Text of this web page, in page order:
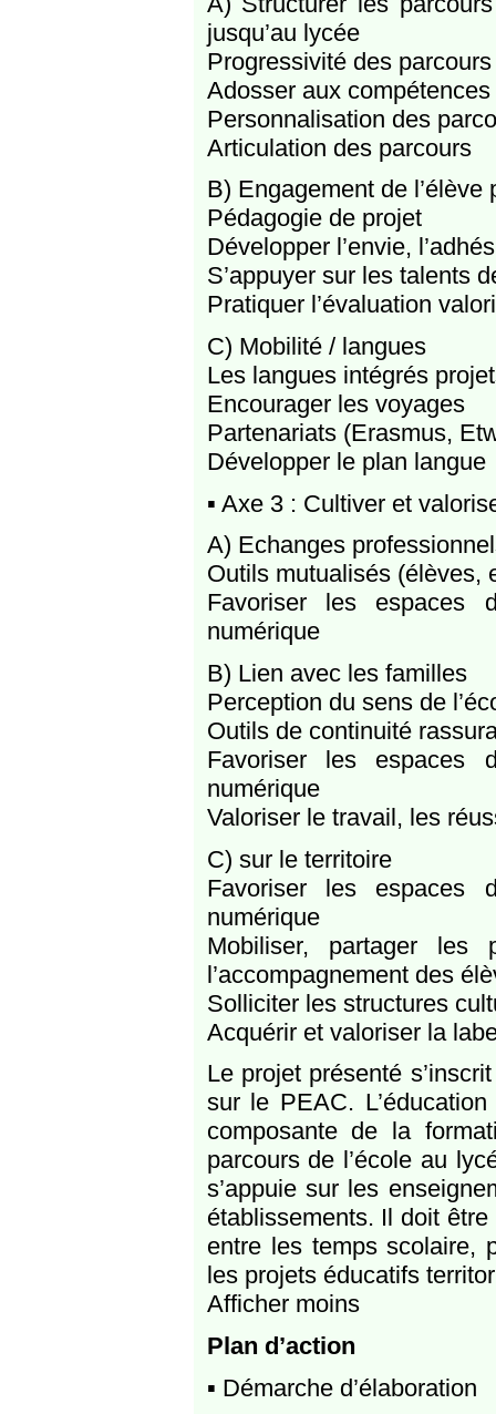
jusqu’au lycée
Progressivité des parcours
Adosser aux compétences
Personnalisation des
Articulation des parcours
B) Engagement de
Pédagogie de projet
Développer l’envie,
S’appuyer sur les talents
Pratiquer l’évaluation
C) Mobilité / langues
Les langues intégrés
Encourager les voyages
Partenariats (Erasmus,
Développer le plan langue
▪ Axe 3 : Cultiver et
A) Echanges
Outils mutualisés (élèves,
Favoriser les espaces
numérique
B) Lien avec les familles
Perception du sens de
Outils de continuité
Favoriser les espaces
numérique
Valoriser le travail, les
C) sur le territoire
Favoriser les espaces
numérique
Mobiliser, partager les
l’accompagnement des
Solliciter les structures
Acquérir et valoriser la
Le projet présenté
sur le PEAC.
composante de la
parcours de l’école au
s’appuie sur les
établissements. Il doit
entre les temps scolaire,
les projets éducatifs
Afficher moins
Plan d’action
▪ Démarche d’élaboration